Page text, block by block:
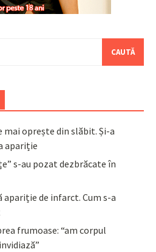
mai oprește din slăbit. Și-a
apariție
s-au pozat dezbrăcate în
apariție de infarct. Cum s-a
frumoase: “am corpul